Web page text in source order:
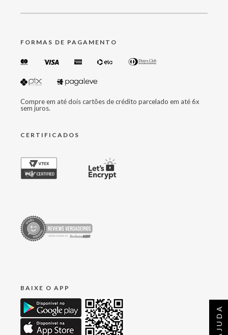
AJUDA
FORMAS DE PAGAMENTO
Compre em até dois cartões de crédito parcelado em até 6x
sem juros.
CERTIFICADOS
BAIXE O APP